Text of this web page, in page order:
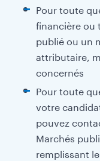
Pour toute
financière ou
publié ou un
attributaire,
concernés
Pour toute
votre
pouvez
Marchés
remplissant le